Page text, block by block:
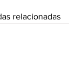
relacionadas